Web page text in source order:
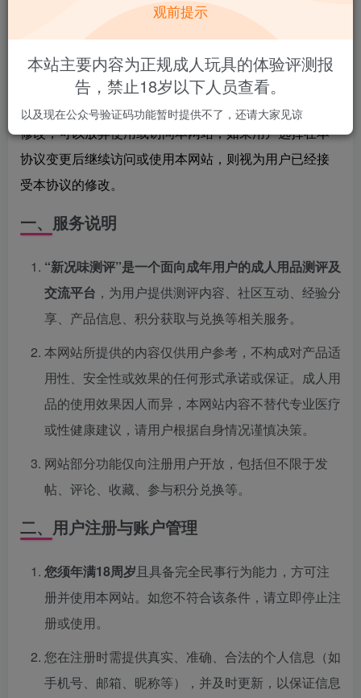
在您注册时，即表示您已充分阅读、理解并接受本协议
下的全部内容，并与本站达成本协议。
新况味测评网站（www.xkwceping.com）有权随时对本
协议进行修改，用户在登录使用前如果不同意本协议的
修改，可以放弃使用或访问本网站，如果用户选择在本
协议变更后继续访问或使用本网站，则视为用户已经接
受本协议的修改。
一、服务说明
“新况味测评”是一个面向成年用户的成人用品测评及
交流平台 ，为用户提供测评内容、社区互动、经验分
享、产品信息、积分获取与兑换等相关服务。
本网站所提供的内容仅供用户参考，不构成对产品适
用性、安全性或效果的任何形式承诺或保证。成人用
品的使用效果因人而异，本网站内容不替代专业医疗
或性健康建议，请用户根据自身情况谨慎决策。
网站部分功能仅向注册用户开放，包括但不限于发
帖、评论、收藏、参与积分兑换等。
二、用户注册与账户管理
您须年满18周岁且具备完全民事行为能力，方可注
册并使用本网站。如您不符合该条件，请立即停止注
册或使用。
您在注册时需提供真实、准确、合法的个人信息（如
手机号、邮箱、昵称等），并及时更新，以保证信息
观前提示
本站主要内容为正规成人玩具的体验评测报
告，禁止18岁以下人员查看。
以及现在公众号验证码功能暂时提供不了，还请大家见谅